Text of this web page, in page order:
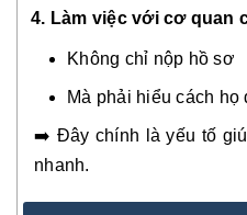
4. Làm việc với cơ quan
Không chỉ nộp hồ sơ
Mà phải hiểu cách họ
➡️ Đây chính là yếu tố
nhanh.